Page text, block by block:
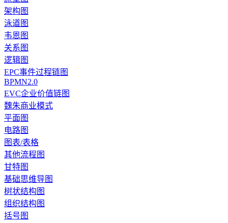
架构图
泳道图
韦恩图
关系图
逻辑图
EPC事件过程链图
BPMN2.0
EVC企业价值链图
魏朱商业模式
平面图
电路图
图表/表格
其他流程图
甘特图
基础思维导图
树状结构图
组织结构图
括号图